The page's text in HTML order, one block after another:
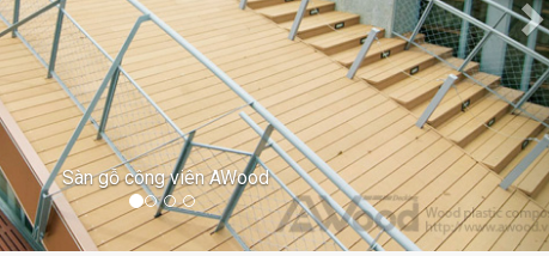
Sàn gỗ công viên AWood